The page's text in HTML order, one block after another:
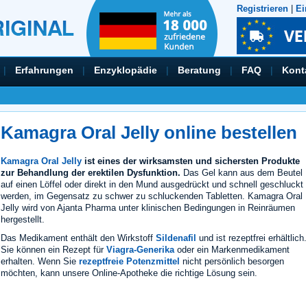
Registrieren
| Erfahrungen | Enzyklopädie | Beratung | FAQ |
Kamagra Oral Jelly online bestellen
Kamagra Oral Jelly ist eines der wirksamsten und sichersten Produkte
zur Behandlung der erektilen Dysfunktion. Das Gel kann aus dem Beutel
auf einen Löffel oder direkt in den Mund ausgedrückt und schnell geschluckt
werden, im Gegensatz zu schwer zu schluckenden Tabletten. Kamagra Oral
Jelly wird von Ajanta Pharma unter klinischen Bedingungen in Reinräumen
hergestellt.
Das Medikament enthält den Wirkstoff Sildenafil und ist rezeptfrei erhältlich.
Sie können ein Rezept für Viagra-Generika oder ein Markenmedikament
erhalten. Wenn Sie rezeptfreie Potenzmittel nicht persönlich besorgen
möchten, kann unsere Online-Apotheke die richtige Lösung sein.